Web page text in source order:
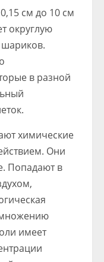
см до 10 см
округлую
в разной
химические
Они
Попадают в
имеет